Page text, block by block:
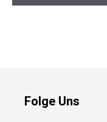
Folge Uns